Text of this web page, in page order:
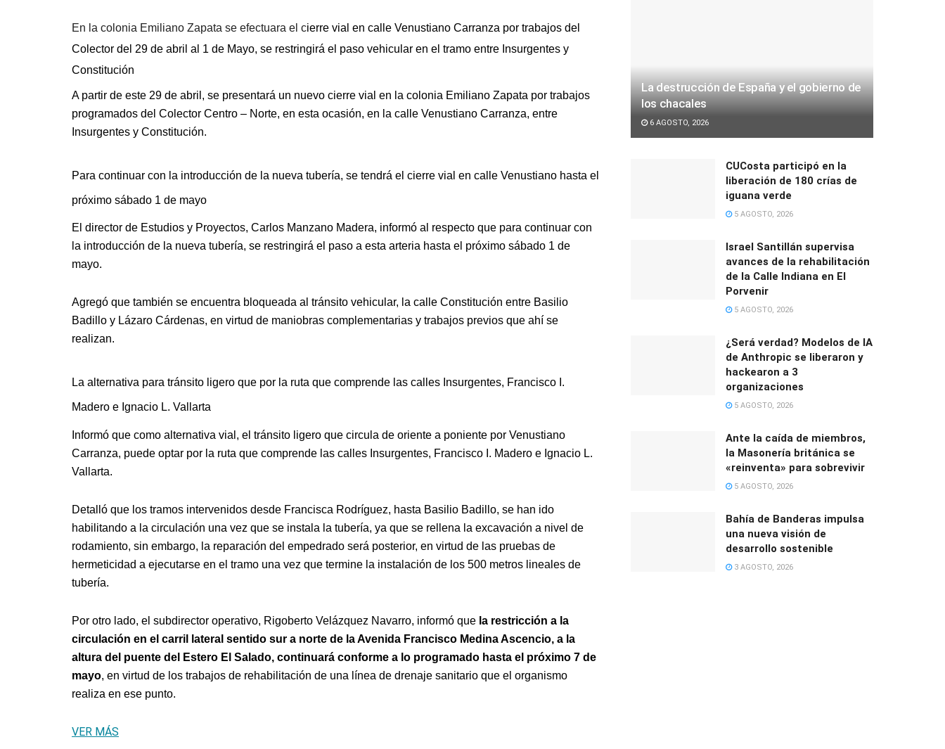
En la colonia Emiliano Zapata se efectuara el cierre vial en calle Venustiano Carranza por trabajos del
Colector del 29 de abril al 1 de Mayo, se restringirá el paso vehicular en el tramo entre Insurgentes y
Constitución
A partir de este 29 de abril, se presentará un nuevo cierre vial en la colonia Emiliano Zapata por trabajos
programados del Colector Centro – Norte, en esta ocasión, en la calle Venustiano Carranza, entre
Insurgentes y Constitución.
Para continuar con la introducción de la nueva tubería, se tendrá el cierre vial en calle Venustiano hasta el
próximo sábado 1 de mayo
El director de Estudios y Proyectos, Carlos Manzano Madera, informó al respecto que para continuar con
la introducción de la nueva tubería, se restringirá el paso a esta arteria hasta el próximo sábado 1 de
mayo.
Agregó que también se encuentra bloqueada al tránsito vehicular, la calle Constitución entre Basilio
Badillo y Lázaro Cárdenas, en virtud de maniobras complementarias y trabajos previos que ahí se
realizan.
La alternativa para tránsito ligero que por la ruta que comprende las calles Insurgentes, Francisco I.
Madero e Ignacio L. Vallarta
Informó que como alternativa vial, el tránsito ligero que circula de oriente a poniente por Venustiano
Carranza, puede optar por la ruta que comprende las calles Insurgentes, Francisco I. Madero e Ignacio L.
Vallarta.
Detalló que los tramos intervenidos desde Francisca Rodríguez, hasta Basilio Badillo, se han ido
habilitando a la circulación una vez que se instala la tubería, ya que se rellena la excavación a nivel de
rodamiento, sin embargo, la reparación del empedrado será posterior, en virtud de las pruebas de
hermeticidad a ejecutarse en el tramo una vez que termine la instalación de los 500 metros lineales de
tubería.
Por otro lado, el subdirector operativo, Rigoberto Velázquez Navarro, informó que la restricción a la
circulación en el carril lateral sentido sur a norte de la Avenida Francisco Medina Ascencio, a la
altura del puente del Estero El Salado, continuará conforme a lo programado hasta el próximo 7 de
mayo, en virtud de los trabajos de rehabilitación de una línea de drenaje sanitario que el organismo
realiza en ese punto.
VER MÁS
La destrucción de España y el gobierno de
los chacales
6 AGOSTO, 2026
CUCosta participó en la
liberación de 180 crías de
iguana verde
5 AGOSTO, 2026
Israel Santillán supervisa
avances de la rehabilitación
de la Calle Indiana en El
Porvenir
5 AGOSTO, 2026
¿Será verdad? Modelos de IA
de Anthropic se liberaron y
hackearon a 3
organizaciones
5 AGOSTO, 2026
Ante la caída de miembros,
la Masonería británica se
«reinventa» para sobrevivir
5 AGOSTO, 2026
Bahía de Banderas impulsa
una nueva visión de
desarrollo sostenible
3 AGOSTO, 2026